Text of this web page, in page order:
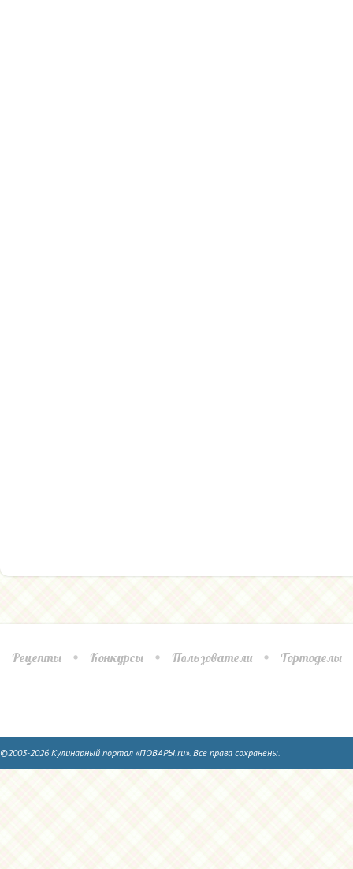
Рецепты Конкурсы Пользователи Тортоделы
©2003-2026 Кулинарный портал «ПОВАРЫ.ru». Все права сохранены.